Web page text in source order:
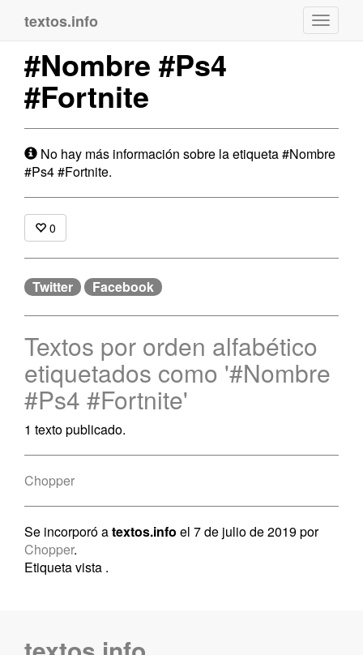
textos.info
#Nombre #Ps4
#Fortnite
No hay más información sobre la etiqueta #Nombre
#Ps4 #Fortnite.
0
Twitter Facebook
Textos por orden alfabético
etiquetados como '#Nombre
#Ps4 #Fortnite'
1 texto publicado.
Chopper
Se incorporó atextos.info el 7 de julio de 2019 por
Chopper.
Etiqueta vista .